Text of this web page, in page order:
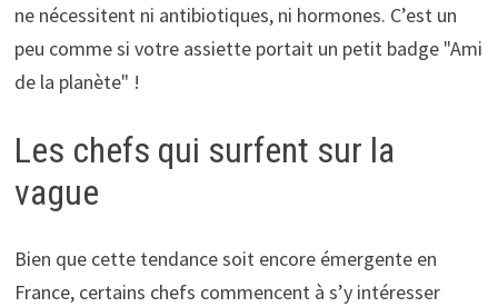
ne nécessitent ni antibiotiques, ni hormones. C’est un
peu comme si votre assiette portait un petit badge "Ami
de la planète" !
Les chefs qui surfent sur la
vague
Bien que cette tendance soit encore émergente en
France, certains chefs commencent à s’y intéresser